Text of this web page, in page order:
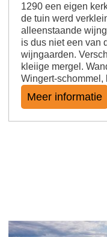
1290 een eigen
de tuin werd
alleenstaande
is dus niet een van
wijngaarden.
kleiige mergel.
Wingert-
Meer informatie